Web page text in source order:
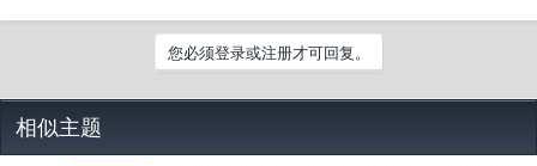
您必须登录或注册才可回复。
相似主题